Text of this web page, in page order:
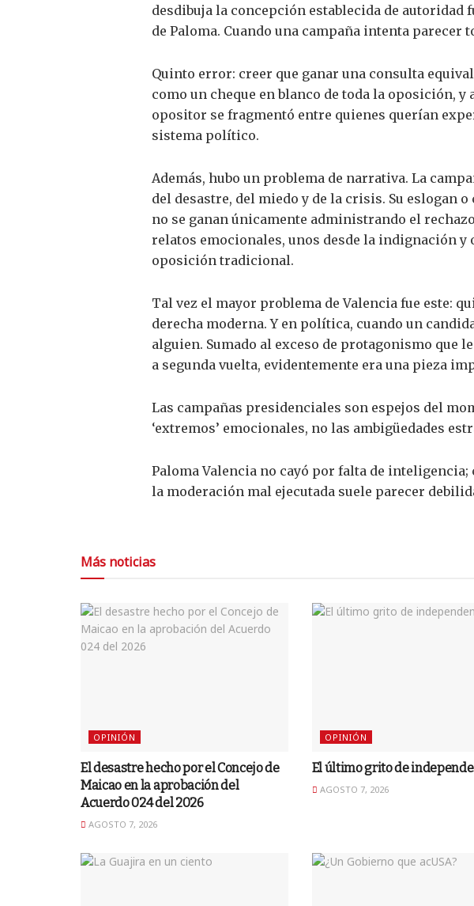
desdibuja la concepción establecida de autoridad
de Paloma. Cuando una campaña intenta
Quinto error: creer que ganar una consulta
como un cheque en blanco de toda la oposición,
opositor se fragmentó entre quienes querían
sistema político.
Además, hubo un problema de narrativa. La
del desastre, del miedo y de la crisis. Su eslogan
no se ganan únicamente administrando el
relatos emocionales, unos desde la indignación y
oposición tradicional.
Tal vez el mayor problema de Valencia fue este:
derecha moderna. Y en política, cuando un
alguien. Sumado al exceso de protagonismo que
a segunda vuelta, evidentemente era una pieza
Las campañas presidenciales son espejos del
‘extremos’ emocionales, no las ambigüedades
Paloma Valencia no cayó por falta de
la moderación mal ejecutada suele parecer
Más noticias
OPINIÓN
El desastre hecho por el Concejo de
Maicao en la aprobación del
Acuerdo 024 del 2026
AGOSTO 7, 2026
OPINIÓN
El último grito de
AGOSTO 7, 2026